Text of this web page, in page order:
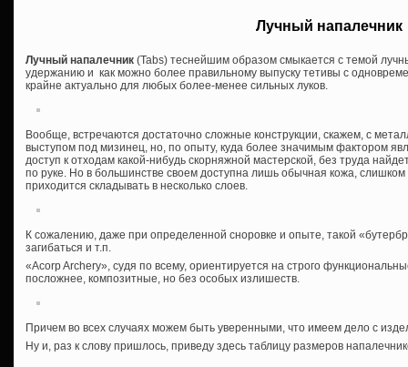
Лучный напалечник
Лучный напалечник (Tabs) теснейшим образом смыкается с темой
удержанию и как можно более правильному выпуску тетивы с
крайне актуально для любых более-менее сильных луков.
Вообще, встречаются достаточно сложные конструкции, скажем, с
выступом под мизинец, но, по опыту, куда более значимым фактором
доступ к отходам какой-нибудь скорняжной мастерской, без труда
по руке. Но в большинстве своем доступна лишь обычная кожа,
приходится складывать в несколько слоев.
К сожалению, даже при определенной сноровке и опыте, такой
загибаться и т.п.
«Acorp Archery», судя по всему, ориентируется на строго
посложнее, композитные, но без особых излишеств.
Причем во всех случаях можем быть уверенными, что имеем дело с
Ну и, раз к слову пришлось, приведу здесь таблицу размеров